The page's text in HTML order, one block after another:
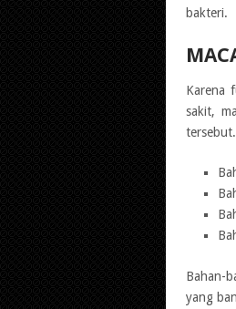
bakteri.
Karena
sakit,
Bahan-
yang